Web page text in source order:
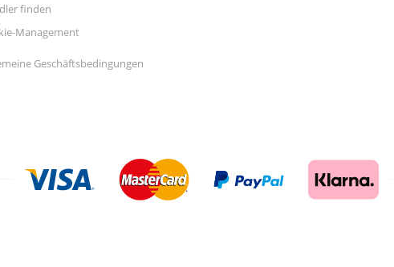
finden
Management
Geschäftsbedingungen